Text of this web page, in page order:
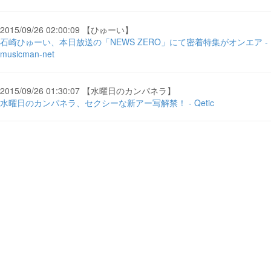
2015/09/26 02:00:09 【ひゅーい】
石崎ひゅーい、本日放送の「NEWS ZERO」にて密着特集がオンエア -
musicman-net
2015/09/26 01:30:07 【水曜日のカンパネラ】
水曜日のカンパネラ、セクシーな新アー写解禁！ - Qetic